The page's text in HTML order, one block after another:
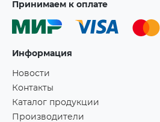
Принимаем к оплате
Информация
Новости
Контакты
Каталог продукции
Производители